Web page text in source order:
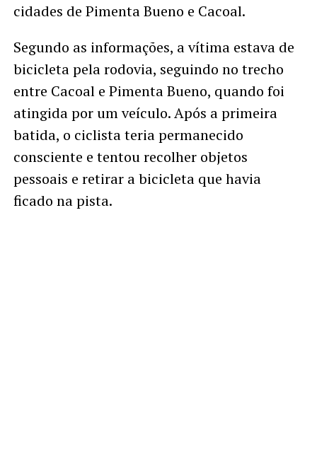
cidades de Pimenta Bueno e Cacoal.
Segundo as informações, a vítima estava de
bicicleta pela rodovia, seguindo no trecho
entre Cacoal e Pimenta Bueno, quando foi
atingida por um veículo. Após a primeira
batida, o ciclista teria permanecido
consciente e tentou recolher objetos
pessoais e retirar a bicicleta que havia
ficado na pista.